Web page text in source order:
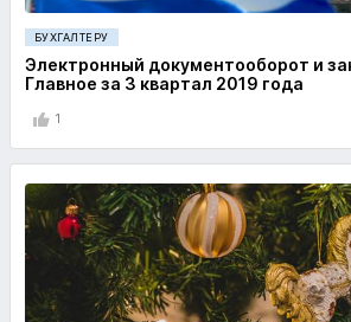
БУХГАЛТЕРУ
Электронный документооборот и
Главное за 3 квартал 2019 года
1